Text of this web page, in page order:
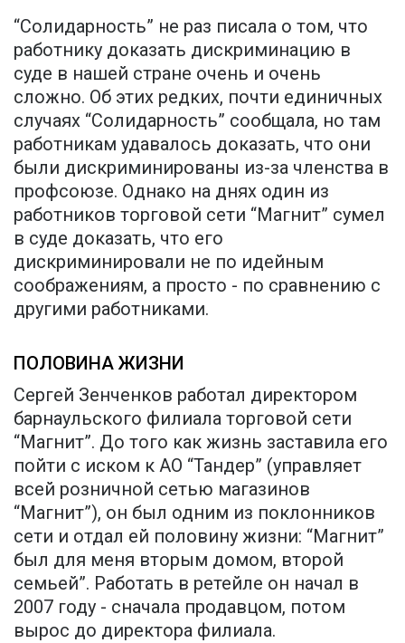
“Солидарность” не раз писала о том, что
работнику доказать дискриминацию в
суде в нашей стране очень и очень
сложно. Об этих редких, почти единичных
случаях “Солидарность” сообщала, но там
работникам удавалось доказать, что они
были дискриминированы из-за членства в
профсоюзе. Однако на днях один из
работников торговой сети “Магнит” сумел
в суде доказать, что его
дискриминировали не по идейным
соображениям, а просто - по сравнению с
другими работниками.
ПОЛОВИНА ЖИЗНИ
Сергей Зенченков работал директором
барнаульского филиала торговой сети
“Магнит”. До того как жизнь заставила его
пойти с иском к АО “Тандер” (управляет
всей розничной сетью магазинов
“Магнит”), он был одним из поклонников
сети и отдал ей половину жизни: “Магнит”
был для меня вторым домом, второй
семьей”. Работать в ретейле он начал в
2007 году - сначала продавцом, потом
вырос до директора филиала.